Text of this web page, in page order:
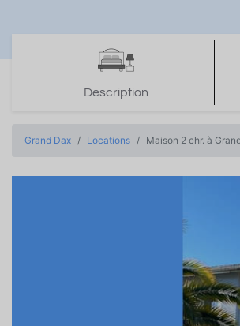
Description
Grand Dax Locations Maison 2 chr. à